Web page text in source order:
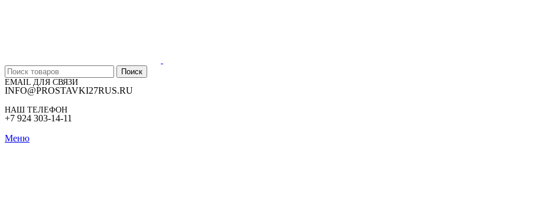
Поиск
EMAIL ДЛЯ СВЯЗИ
INFO@PROSTAVKI27RUS.RU
НАШ ТЕЛЕФОН
+7 924 303-14-11
Меню